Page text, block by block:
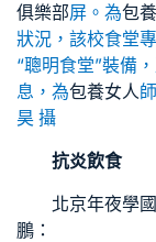
俱樂部屏。為包養
狀況，該校食堂
“聰明食堂”裝備
息，為包養女人
昊 攝
抗炎飲食
北京年夜學
鵬：